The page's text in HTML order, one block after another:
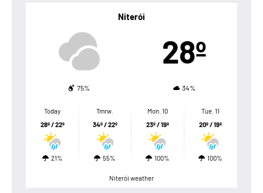
Niterói
28º
75% 34%
Today
28º / 22º
21%
Tmrw.
34º / 22º
55%
Mon. 10
23º / 19º
100%
Tue. 11
20º / 19º
100%
Niterói weather